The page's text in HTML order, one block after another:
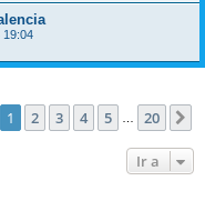
19:04
de 20
1 2 3 4 5 20
Ir a